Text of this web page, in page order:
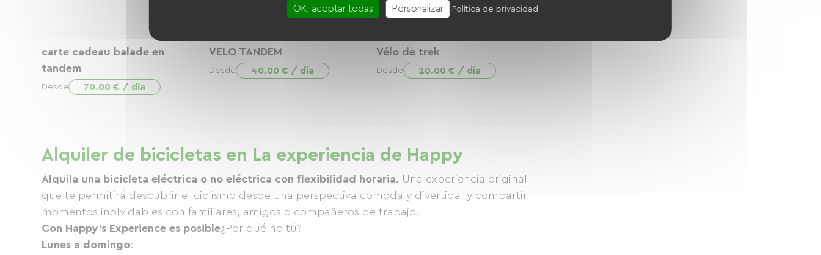
carte cadeau balade en
tandem
Desde 70.00 € / día
VELO TANDEM
Desde 40.00 € / día
Vélo de trek
Desde 20.00 € / día
Alquiler de bicicletas en La experiencia de Happy
Alquila una bicicleta eléctrica o no eléctrica con flexibilidad horaria. Una experiencia original
que te permitirá descubrir el ciclismo desde una perspectiva cómoda y divertida, y compartir
momentos inolvidables con familiares, amigos o compañeros de trabajo.
Con Happy's Experience es posible¿Por qué no tú?
Lunes a domingo:
OK, aceptar todas Personalizar Política de privacidad